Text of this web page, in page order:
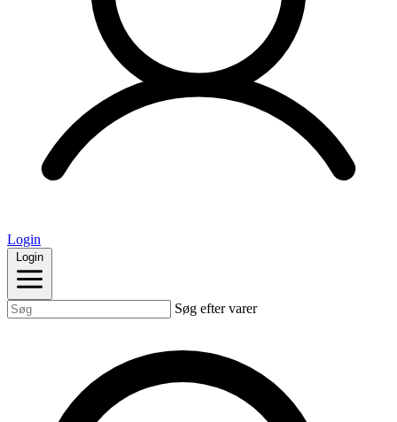
Login
Login
Søg efter varer